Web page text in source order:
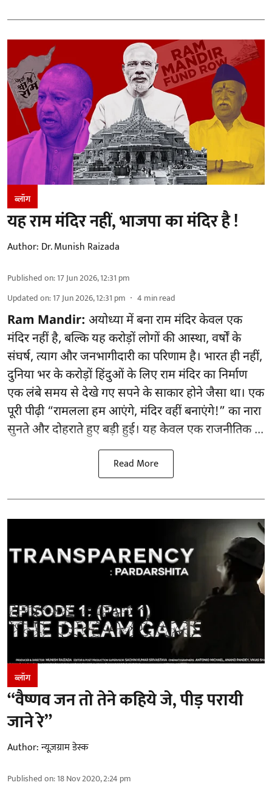
ब्लॉग
यह राम मंदिर नहीं, भाजपा का मंदिर है !
Author: Dr. Munish Raizada
Published on:17 Jun 2026, 12:31 pm
Updated on:17 Jun 2026, 12:31 pm 4 min read
Ram Mandir: अयोध्या में बना राम मंदिर केवल एक
मंदिर नहीं है, बल्कि यह करोड़ों लोगों की आस्था, वर्षों के
संघर्ष, त्याग और जनभागीदारी का परिणाम है। भारत ही नहीं,
दुनिया भर के करोड़ों हिंदुओं के लिए राम मंदिर का निर्माण
एक लंबे समय से देखे गए सपने के साकार होने जैसा था। एक
पूरी पीढ़ी “रामलला हम आएंगे, मंदिर वहीं बनाएंगे!” का नारा
सुनते और दोहराते हुए बड़ी हुई। यह केवल एक राजनीतिक ...
Read More
ब्लॉग
“वैष्णव जन तो तेने कहिये जे, पीड़ परायी
जाने रे”
Author:न्यूज़ग्राम डेस्क
Published on:18 Nov 2020, 2:24 pm